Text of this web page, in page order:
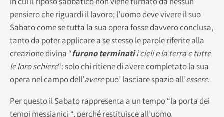
pensiero che riguardi il lavoro; l’uomo deve vivere il suo
Sabato come se tutta la sua opera fosse davvero conclusa,
tanto da poter applicare a se stesso le parole riferite alla
creazione divina “furono terminatii cieli e la terra e tutte
le loro schiere“: solo chi ritiene di avere completato la sua
opera nel campo dell’averepuo’ lasciare spazio all’essere.
Per questo il Sabato rappresenta a un tempo “la porta dei
tempi messianici “, perché restituisce all’uomo